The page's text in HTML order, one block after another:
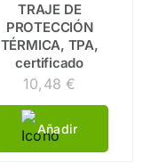
TRAJE DE
PROTECCIÓN
TÉRMICA, TPA,
certificado
10,48€
Añadir